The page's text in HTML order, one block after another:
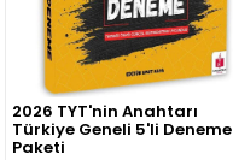
2026 TYT'nin Anahtarı
Türkiye Geneli 5'li Deneme
Paketi